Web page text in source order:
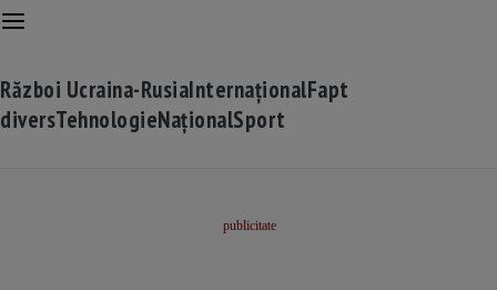
Război Ucraina-RusiaInternaționalFapt
diversTehnologieNaționalSport